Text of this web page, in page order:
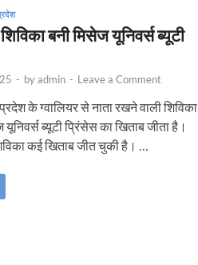
बनी मिसेज यूनिवर्स ब्यूटी
- byadmin - Leave a Comment
के ग्वालियर से नाता रखने वाली शिविका
ब्यूटी प्रिंसेस का खिताब जीता है।
कई खिताब जीत चुकी है। …